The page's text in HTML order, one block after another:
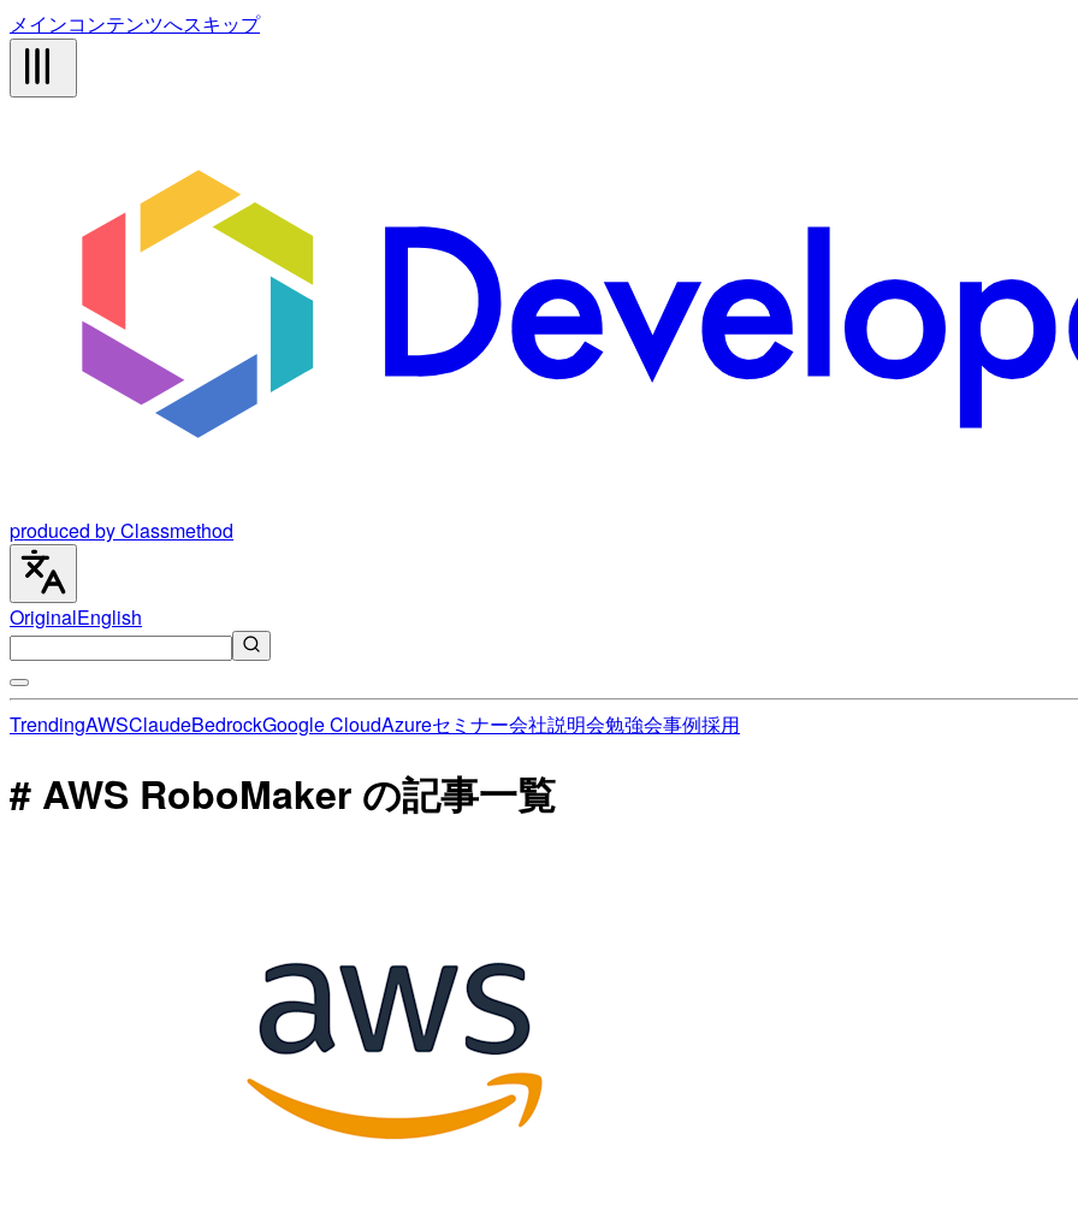
メインコンテンツへスキップ
produced by Classmethod
OriginalEnglish
TrendingAWSClaudeBedrockGoogle CloudAzureセミナー会社説明会勉強会事例採用
# AWS RoboMaker の記事一覧